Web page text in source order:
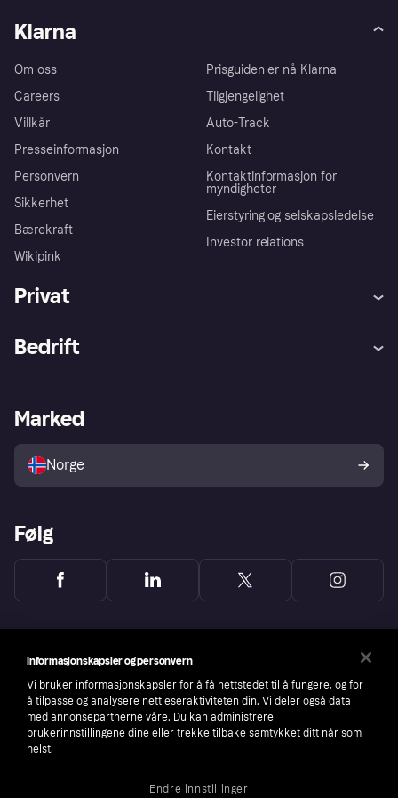
Klarna
Om oss
Careers
Villkår
Presseinformasjon
Personvern
Sikkerhet
Bærekraft
Wikipink
Prisguiden er nå Klarna
Tilgjengelighet
Auto-Track
Kontakt
Kontaktinformasjon for
myndigheter
Eierstyring og selskapsledelse
Investor relations
Privat
Utforsk butikker
Bedrift
Merchant portal
Marked
Norge
Følg
Informasjonskapsler og personvern
Vi bruker informasjonskapsler for å få nettstedet til å fungere, og for
å tilpasse og analysere nettleseraktiviteten din. Vi deler også data
med annonsepartnerne våre. Du kan administrere
brukerinnstillingene dine eller trekke tilbake samtykket ditt når som
helst.
Endre innstillinger